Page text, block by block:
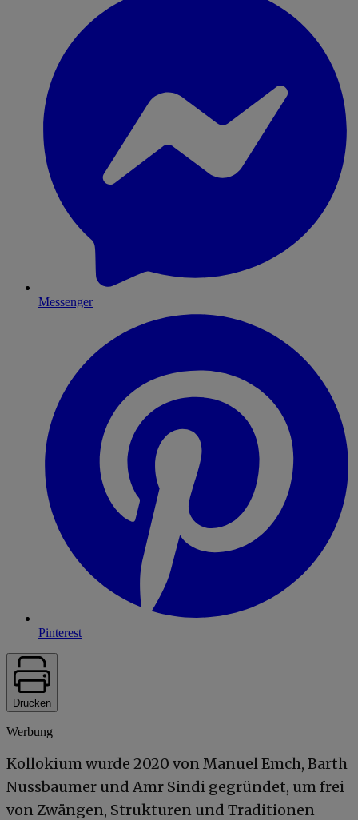
Messenger
Pinterest
Drucken
Werbung
Kollokium wurde 2020 von Manuel Emch, Barth
Nussbaumer und Amr Sindi gegründet, um frei
von Zwängen, Strukturen und Traditionen